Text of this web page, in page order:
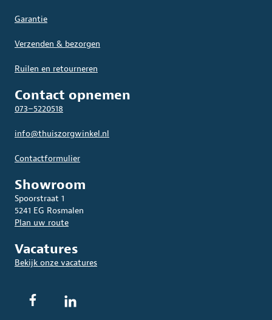
Garantie
Verzenden & bezorgen
Ruilen en retourneren
Contact opnemen
073–5220518
info@thuiszorgwinkel.nl
Contactformulier
Showroom
Spoorstraat 1
5241 EG Rosmalen
Plan uw route
Vacatures
Bekijk onze vacatures